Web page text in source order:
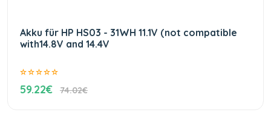
Akku für HP HS03 - 31WH 11.1V (not compatible
with14.8V and 14.4V
59.22€ 74.02€